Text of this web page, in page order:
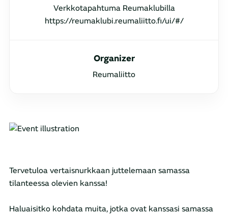
Verkkotapahtuma Reumaklubilla
https://reumaklubi.reumaliitto.fi/ui/#/
Organizer
Reumaliitto
Tervetuloa vertaisnurkkaan juttelemaan samassa
tilanteessa olevien kanssa!
Haluaisitko kohdata muita, jotka ovat kanssasi samassa